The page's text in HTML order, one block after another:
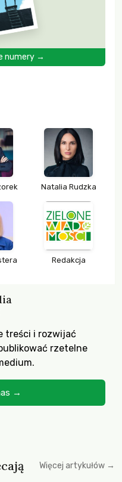
numery →
Natalia Rudzka
Redakcja
treści i rozwijać
rzetelne
→
Więcej artykułów →